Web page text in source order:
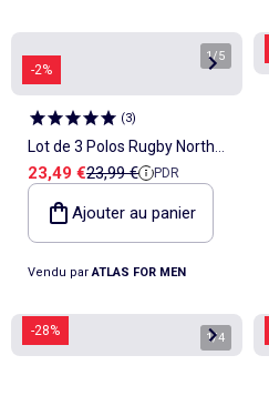
-2%
1/5
(3)
Lot de 3 Polos Rugby North
Club - ATLAS FOR MEN
Prix de vente
23,49 €Prix de référence
23,99 € PDR
Ajouter au panier
Vendu par ATLAS FOR MEN
-28% 1/4